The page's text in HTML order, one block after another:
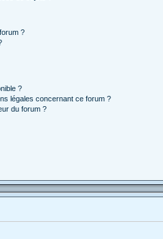
?
?
légales concernant ce forum ?
du forum ?